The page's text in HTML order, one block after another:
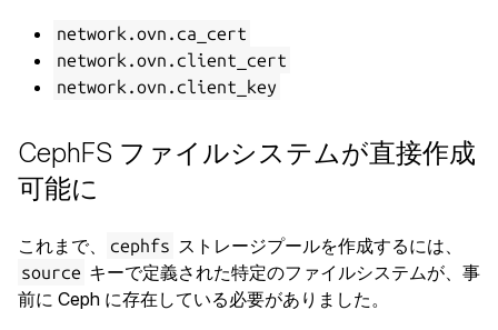
network.ovn.ca_cert
network.ovn.client_cert
network.ovn.client_key
CephFS ファイルシステムが直接作成
可能に
これまで、 cephfs ストレージプールを作成するには、
source キーで定義された特定のファイルシステムが、事
前に Ceph に存在している必要がありました。